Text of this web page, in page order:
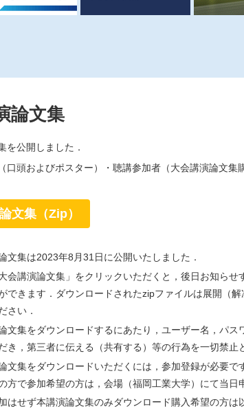
論文集
を公開しました．
口頭およびポスター）・聴講参加者（大会講演論文集
文集（Zip）
文集は2023年8月31日に公開いたしました．
大会講演論文集」をクリックいただくと，後日お知ら
できます．ダウンロードされたzipファイルは展開（
さい．
文集をダウンロードするにあたり，ユーザー名，パス
き，第三者に伝える（共有する）等の行為を一切禁止
文集をダウンロードいただくには，参加登録が必要で
方で参加希望の方は，会場（福岡工業大学）にて当日
はせず本講演論文集のみダウンロード購入希望の方